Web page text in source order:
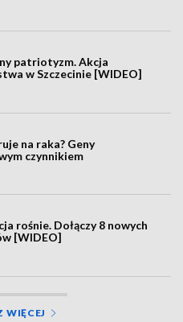
patriotyzm. Akcja
w Szczecinie [WIDEO]
na raka? Geny
czynnikiem
rośnie. Dołączy 8 nowych
[WIDEO]
WIĘCEJ